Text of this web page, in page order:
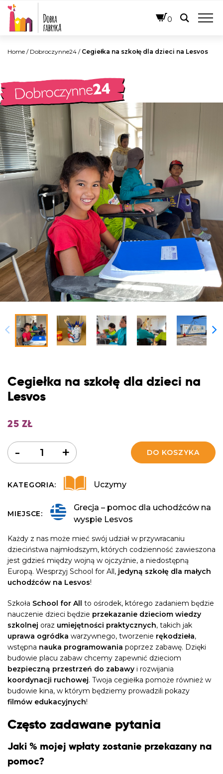
0
Home / Dobroczynne24 / Cegiełka na szkołę dla dzieci na Lesvos
Cegiełka na szkołę dla dzieci na
Lesvos
25 ZŁ
Ilość +
- DO KOSZYKA
KATEGORIA: Uczymy
MIEJSCE:
Grecja – pomoc dla uchodźców na
wyspie Lesvos
Każdy z nas może mieć swój udział w przywracaniu
dzieciństwa najmłodszym, których codzienność zawieszona
jest gdzieś między wojną w ojczyźnie, a niedostępną
Europą. Wesprzyj School for All, jedyną szkołę dla małych
uchodźców na Lesvos!
Szkoła School for All to ośrodek, którego zadaniem będzie
nauczenie dzieci będzie przekazanie dzieciom wiedzy
szkolnej oraz umiejętności praktycznych, takich jak
uprawa ogródka warzywnego, tworzenie rękodzieła,
wstępna nauka programowania poprzez zabawę. Dzięki
budowie placu zabaw chcemy zapewnić dzieciom
bezpieczną przestrzeń do zabawy i rozwijania
koordynacji ruchowej. Twoja cegiełka pomoże również w
budowie kina, w którym będziemy prowadzili pokazy
filmów edukacyjnych!
Często zadawane pytania
Jaki % mojej wpłaty zostanie przekazany na
pomoc?